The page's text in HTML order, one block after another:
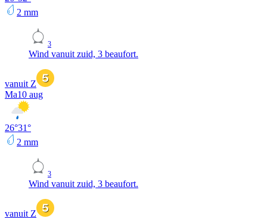
2 mm
3
Wind vanuit zuid, 3 beaufort.
vanuit Z
Ma10 aug
26°31°
2 mm
3
Wind vanuit zuid, 3 beaufort.
vanuit Z